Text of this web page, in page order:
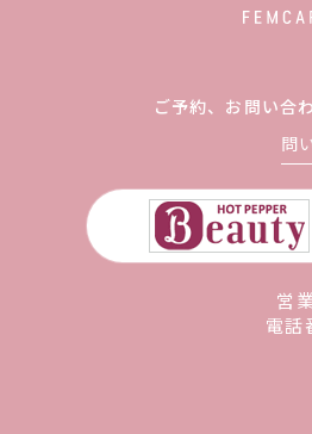
ご予約、お問い合
問
営
電